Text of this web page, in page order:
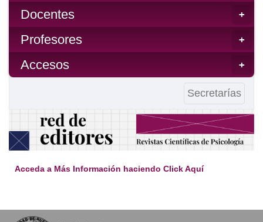
+
Docentes
+
Profesores
+
Accesos
Secretarías
Acceda a Más Información haciendo Click Aquí